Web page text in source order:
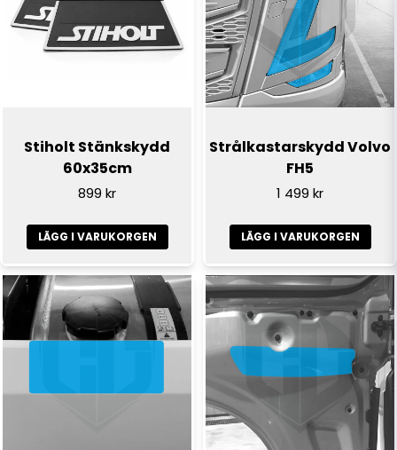
email
E-postadress
Ja, ni får publicera min fråga
Skicka fråga
Stiholt Stänkskydd
60x35cm
899 kr
LÄGG I VARUKORGEN
Strålkastarskydd Volvo
FH5
1 499 kr
LÄGG I VARUKORGEN